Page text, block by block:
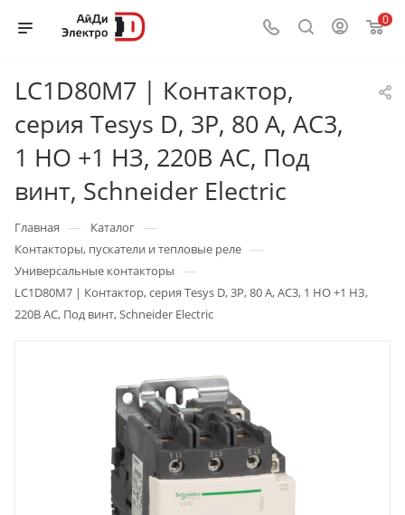
0
LC1D80M7 | Контактор,
серия Tesys D, 3P, 80 А, AC3,
1 НО +1 НЗ, 220В AC, Под
винт, Schneider Electric
Главная — Каталог —
Контакторы, пускатели и тепловые реле —
Универсальные контакторы —
LC1D80M7 | Контактор, серия Tesys D, 3P, 80 А, AC3, 1 НО +1 НЗ,
220В AC, Под винт, Schneider Electric